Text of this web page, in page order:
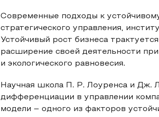
Современные подходы к
стратегического управления,
Устойчивый рост бизнеса
расширение своей деятельности
и экологического равновесия.
Научная школа П. Р. Лоуренса и Дж.
дифференциации в управлении
модели – одного из факторов